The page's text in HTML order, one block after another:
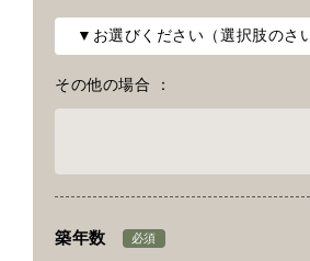
その他の場合 ：
築年数 必須